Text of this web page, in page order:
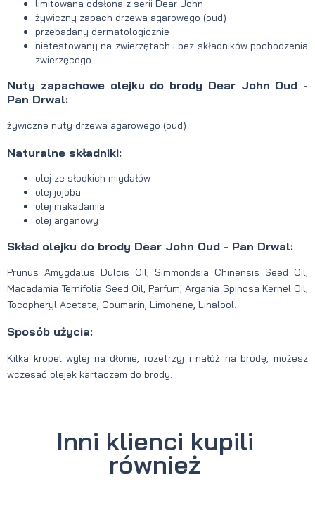
limitowana odsłona z serii Dear John
żywiczny zapach drzewa agarowego (oud)
przebadany dermatologicznie
nietestowany na zwierzętach i bez składników pochodzenia
zwierzęcego
Nuty zapachowe olejku do brody Dear John Oud -
Pan Drwal:
żywiczne nuty drzewa agarowego (oud)
Naturalne składniki:
olej ze słodkich migdałów
olej jojoba
olej makadamia
olej arganowy
Skład olejku do brody Dear John Oud - Pan Drwal:
Prunus Amygdalus Dulcis Oil, Simmondsia Chinensis Seed Oil,
Macadamia Ternifolia Seed Oil, Parfum, Argania Spinosa Kernel Oil,
Tocopheryl Acetate, Coumarin, Limonene, Linalool.
Sposób użycia:
Kilka kropel wylej na dłonie, rozetrzyj i nałóż na brodę, możesz
wczesać olejek kartaczem do brody.
Inni klienci kupili
również